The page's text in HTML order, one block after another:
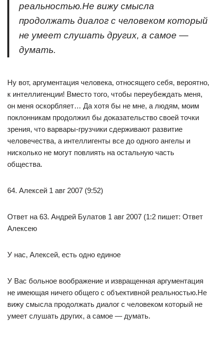
реальностью.Не вижу смысла
продолжать диалог с человеком который
не умеет слушать других, а самое —
думать.
Ну вот, аргументация человека, относящего себя, вероятно,
к интеллигенции! Вместо того, чтобы переубеждать меня,
он меня оскорбляет… Да хотя бы не мне, а людям, моим
поклонникам продолжил бы доказательство своей точки
зрения, что варвары-грузчики сдерживают развитие
человечества, а интеллигенты все до одного ангелы и
нисколько не могут повлиять на остальную часть
общества.
64. Алексей 1 авг 2007 (9:52)
Ответ на 63. Андрей Булатов 1 авг 2007 (1:2 пишет: Ответ
Алексею
У нас, Алексей, есть одно единое
У Вас больное воображение и извращенная аргументация
не имеющая ничего общего с объективной реальностью.Не
вижу смысла продолжать диалог с человеком который не
умеет слушать других, а самое — думать.